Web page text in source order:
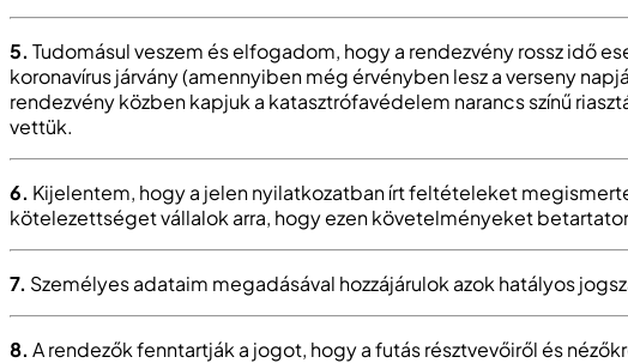
5. Tudomásul veszem és elfogadom, hogy a rendezvény rossz idő
koronavírus járvány (amennyiben még érvényben lesz a verseny
rendezvény közben kapjuk a katasztrófavédelem narancs színű
vettük.
6. Kijelentem, hogy a jelen nyilatkozatban írt feltételeket
kötelezettséget vállalok arra, hogy ezen követelményeket
7. Személyes adataim megadásával hozzájárulok azok hatályos
8. A rendezők fenntartják a jogot, hogy a futás résztvevőiről és